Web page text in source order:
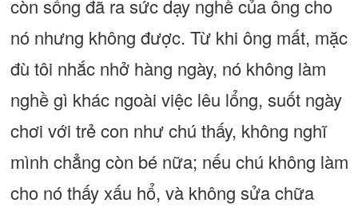
còn sống đã ra sức dạy nghề của ông cho
nó nhưng không được. Từ khi ông mất, mặc
đù tôi nhắc nhở hàng ngày, nó không làm
nghề gì khác ngoài việc lêu lổng, suốt ngày
chơi với trẻ con như chú thấy, không nghĩ
mình chẳng còn bé nữa; nếu chú không làm
cho nó thấy xấu hổ, và không sửa chữa